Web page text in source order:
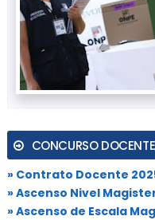
CONCURSO
» Contrato Docente
» Ascenso Nivel
» Ascenso de Escala